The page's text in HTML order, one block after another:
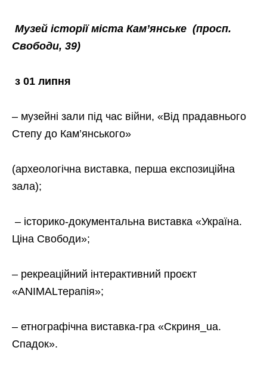
Музей історії міста Кам’янське (просп.
Свободи, 39)
з 01 липня
– музейні зали під час війни, «Від прадавнього
Степу до Кам’янського»
(археологічна виставка, перша експозиційна
зала);
– історико-документальна виставка «Україна.
Ціна Свободи»;
– рекреаційний інтерактивний проєкт
«ANIMALтерапія»;
– етнографічна виставка-гра «Скриня_ua.
Спадок».